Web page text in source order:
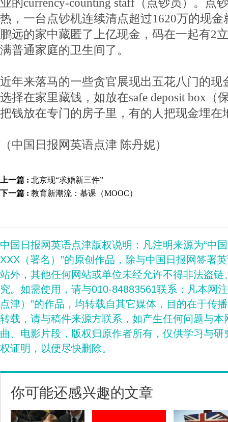
热，一台点钞机连续清点超过1620万的现
鹏远的家中藏匿了上亿现金，码在一起有2
满普通家庭的卫生间了。
近年来落马的一些贪官展现出五花八门的现
选择在家里藏钱，如放在safe deposit box（
把钱放在专门的房子里，有的人把现金埋在
（中国日报网英语点津 陈丹妮）
上一篇 : 北京现“求婚新三件”
下一篇 : 教育新潮流：慕课（MOOC）
中国日报网英语点津版权说明：凡注明来源为“中
XXX（署名）”的原创作品，除与中国日报网签署
站外，其他任何网站或单位未经允许不得非法盗
究。如需使用，请与010-84883561联系；凡本网
点津）”的作品，均转载自其它媒体，目的在于传
转载，请与稿件来源方联系，如产生任何问题与
曲、电影片段，版权归原作者所有，仅供学习与
权证明，以便尽快删除。
你可能还感兴趣的文章